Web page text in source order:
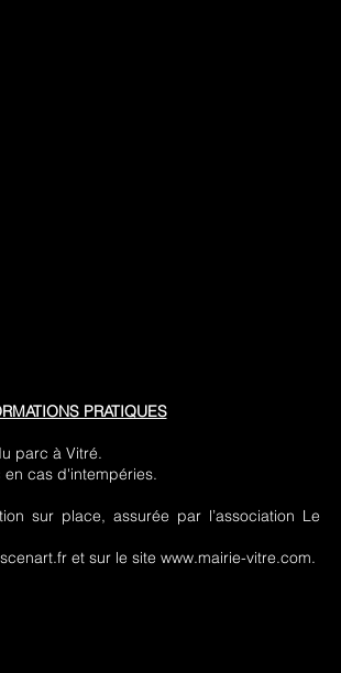
PRATIQUES
parc à Vitré.
cas d'intempéries.
sur place, assurée par l’association Le
et sur le site www.mairie-vitre.com.